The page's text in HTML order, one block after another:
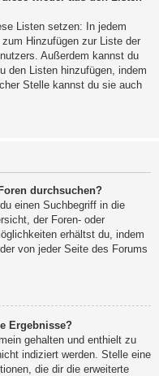
Listen setzen: In jedem
Hinzufügen zur Liste der
Außerdem kannst du
den Listen hinzufügen, indem
Stelle kannst du sie auch
durchsuchen?
einen Suchbegriff in die
der Foren- oder
erhältst du, indem
von jeder Seite des Forums
Ergebnisse?
gehalten und enthielt zu
indiziert werden. Stelle eine
die dir die erweiterte